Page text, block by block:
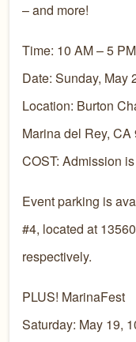
– and more!
Time: 10 AM – 5 PM
Date: Sunday, May
Location: Burton
Marina del Rey, CA
COST: Admission
Event parking is
#4, located at
respectively.
PLUS! MarinaFest
Saturday: May 19,